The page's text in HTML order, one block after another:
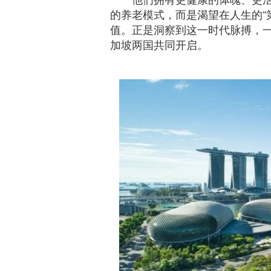
的养老模式，而是渴望在人生的
值。正是洞察到这一时代脉搏，
加坡两国共同开启。